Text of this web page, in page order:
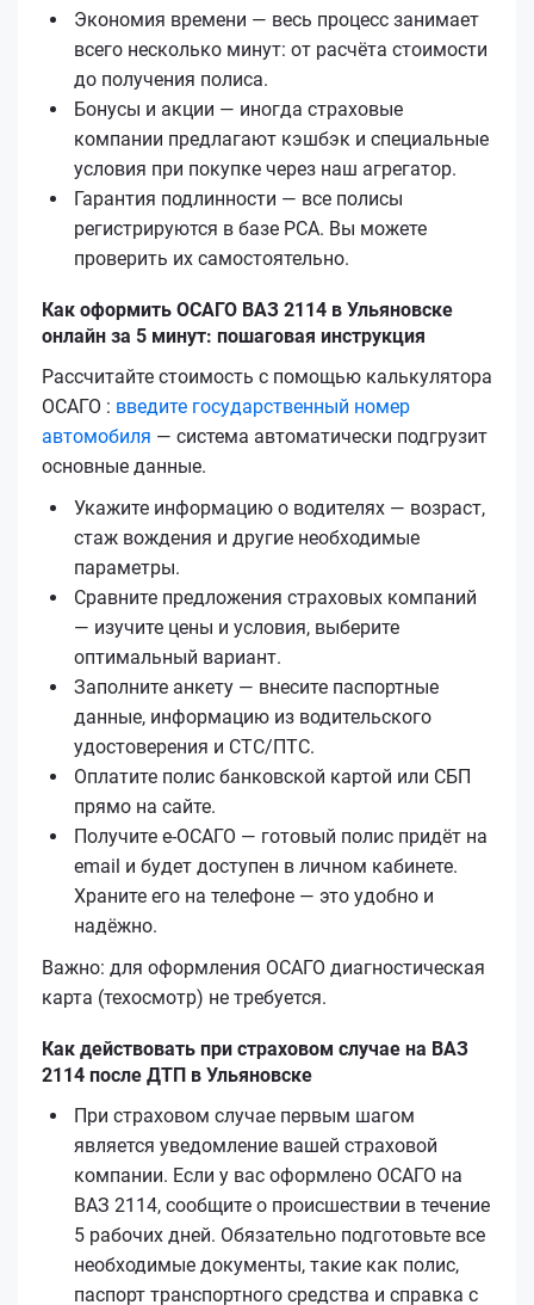
Экономия времени — весь процесс занимает
всего несколько минут: от расчёта стоимости
до получения полиса.
Бонусы и акции — иногда страховые
компании предлагают кэшбэк и специальные
условия при покупке через наш агрегатор.
Гарантия подлинности — все полисы
регистрируются в базе РСА. Вы можете
проверить их самостоятельно.
Как оформить ОСАГО ВАЗ 2114 в Ульяновске
онлайн за 5 минут: пошаговая инструкция
Рассчитайте стоимость с помощью калькулятора
ОСАГО : введите государственный номер
автомобиля — система автоматически подгрузит
основные данные.
Укажите информацию о водителях — возраст,
стаж вождения и другие необходимые
параметры.
Сравните предложения страховых компаний
— изучите цены и условия, выберите
оптимальный вариант.
Заполните анкету — внесите паспортные
данные, информацию из водительского
удостоверения и СТС/ПТС.
Оплатите полис банковской картой или СБП
прямо на сайте.
Получите е‑ОСАГО — готовый полис придёт на
email и будет доступен в личном кабинете.
Храните его на телефоне — это удобно и
надёжно.
Важно: для оформления ОСАГО диагностическая
карта (техосмотр) не требуется.
Как действовать при страховом случае на ВАЗ
2114 после ДТП в Ульяновске
При страховом случае первым шагом
является уведомление вашей страховой
компании. Если у вас оформлено ОСАГО на
ВАЗ 2114, сообщите о происшествии в течение
5 рабочих дней. Обязательно подготовьте все
необходимые документы, такие как полис,
паспорт транспортного средства и справка с